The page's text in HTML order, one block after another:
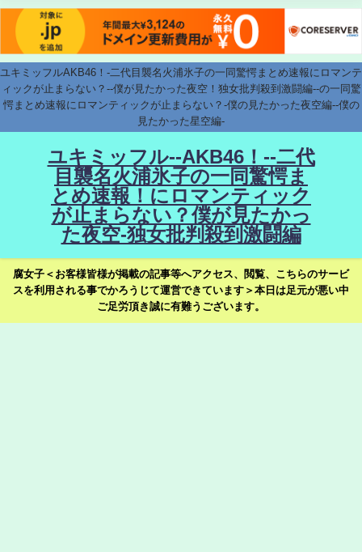
ユキミッフルAKB46！-二代目襲名火浦氷子の一同驚愕まとめ速報にロマンテ
ィックが止まらない？--僕が見たかった夜空！独女批判殺到激闘編--の一同驚
愕まとめ速報にロマンティックが止まらない？-僕の見たかった夜空編--僕の
見たかった星空編-
ユキミッフル--AKB46！--二代
目襲名火浦氷子の一同驚愕ま
とめ速報！にロマンティック
が止まらない？僕が見たかっ
た夜空-独女批判殺到激闘編
腐女子＜お客様皆様が掲載の記事等へアクセス、閲覧、こちらのサービ
スを利用される事でかろうじて運営できています＞本日は足元が悪い中
ご足労頂き誠に有難うございます。